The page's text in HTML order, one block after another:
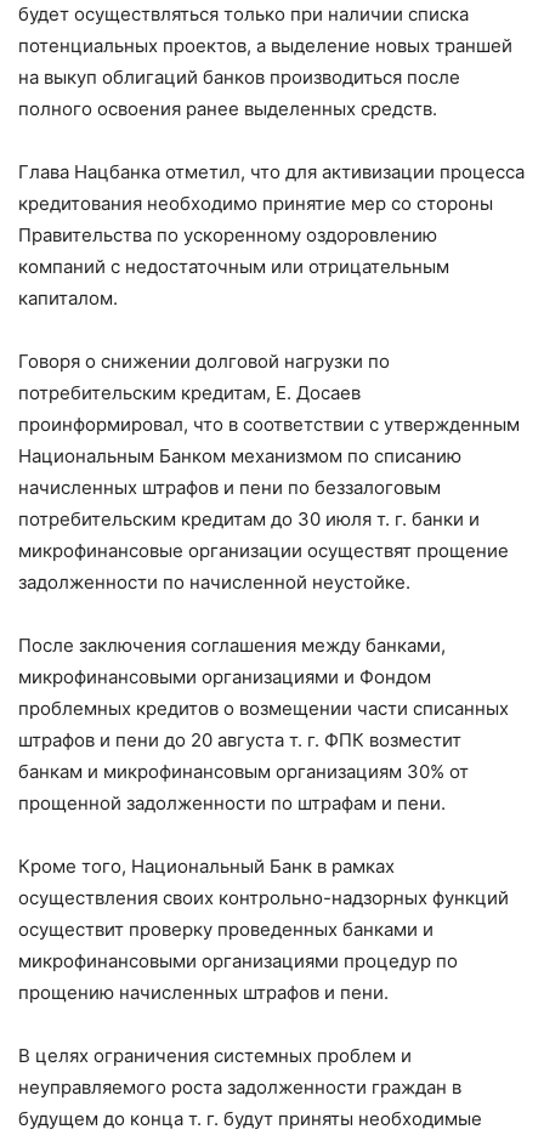
будет осуществляться только при наличии списка
потенциальных проектов, а выделение новых траншей
на выкуп облигаций банков производиться после
полного освоения ранее выделенных средств.
Глава Нацбанка отметил, что для активизации процесса
кредитования необходимо принятие мер со стороны
Правительства по ускоренному оздоровлению
компаний с недостаточным или отрицательным
капиталом.
Говоря о снижении долговой нагрузки по
потребительским кредитам, Е. Досаев
проинформировал, что в соответствии с утвержденным
Национальным Банком механизмом по списанию
начисленных штрафов и пени по беззалоговым
потребительским кредитам до 30 июля т. г. банки и
микрофинансовые организации осуществят прощение
задолженности по начисленной неустойке.
После заключения соглашения между банками,
микрофинансовыми организациями и Фондом
проблемных кредитов о возмещении части списанных
штрафов и пени до 20 августа т. г. ФПК возместит
банкам и микрофинансовым организациям 30% от
прощенной задолженности по штрафам и пени.
Кроме того, Национальный Банк в рамках
осуществления своих контрольно-надзорных функций
осуществит проверку проведенных банками и
микрофинансовыми организациями процедур по
прощению начисленных штрафов и пени.
В целях ограничения системных проблем и
неуправляемого роста задолженности граждан в
будущем до конца т. г. будут приняты необходимые